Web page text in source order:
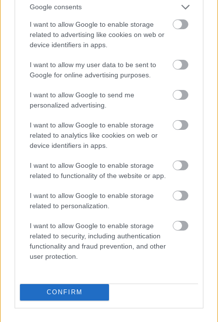
Google consents
I want to allow Google to enable storage
related to advertising like cookies on web or
device identifiers in apps.
I want to allow my user data to be sent to
Google for online advertising purposes.
I want to allow Google to send me
personalized advertising.
I want to allow Google to enable storage
related to analytics like cookies on web or
device identifiers in apps.
I want to allow Google to enable storage
related to functionality of the website or app.
I want to allow Google to enable storage
related to personalization.
I want to allow Google to enable storage
related to security, including authentication
functionality and fraud prevention, and other
user protection.
CONFIRM
gyaloglás végig változatos maradt.
Visszatekintve Levanto irányába